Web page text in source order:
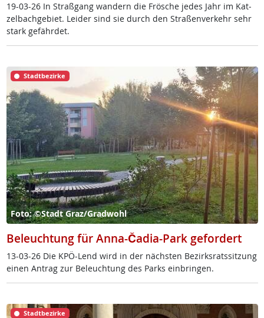
19-03-26 In Straß­gang wan­dern die Frö­sche je­des Jahr im Kat­
zel­bach­ge­biet. Lei­der sind sie durch den Stra­ßen­ver­kehr sehr
stark ge­fähr­det.
Stadtbezirke
Foto: ©Stadt Graz/Gradwohl
Beleuchtung für Anna-Čadia-Park gefordert
13-03-26 Die KPÖ-Lend wird in der nächs­ten Be­zirks­rats­sit­zung
ei­nen An­trag zur Be­leuch­tung des Parks ein­brin­gen.
Stadtbezirke